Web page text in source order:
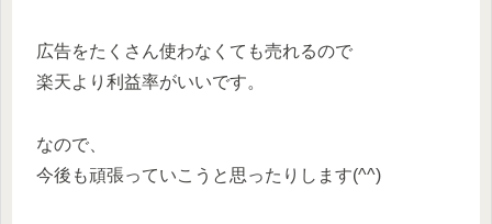
広告をたくさん使わなくても売れるので
楽天より利益率がいいです。
なので、
今後も頑張っていこうと思ったりします(^^)